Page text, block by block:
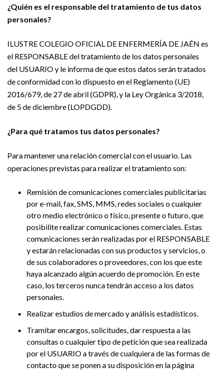
¿Quién es el responsable del tratamiento de tus datos
personales?
ILUSTRE COLEGIO OFICIAL DE ENFERMERÍA DE JAÉN es
el RESPONSABLE del tratamiento de los datos personales
del USUARIO y le informa de que estos datos serán tratados
de conformidad con lo dispuesto en el Reglamento (UE)
2016/679, de 27 de abril (GDPR), y la Ley Orgánica 3/2018,
de 5 de diciembre (LOPDGDD).
¿Para qué tratamos tus datos personales?
Para mantener una relación comercial con el usuario. Las
operaciones previstas para realizar el tratamiento son:
Remisión de comunicaciones comerciales publicitarias
por e-mail, fax, SMS, MMS, redes sociales o cualquier
otro medio electrónico o físico, presente o futuro, que
posibilite realizar comunicaciones comerciales. Estas
comunicaciones serán realizadas por el RESPONSABLE
y estarán relacionadas con sus productos y servicios, o
de sus colaboradores o proveedores, con los que este
haya alcanzado algún acuerdo de promoción. En este
caso, los terceros nunca tendrán acceso a los datos
personales.
Realizar estudios de mercado y análisis estadísticos.
Tramitar encargos, solicitudes, dar respuesta a las
consultas o cualquier tipo de petición que sea realizada
por el USUARIO a través de cualquiera de las formas de
contacto que se ponen a su disposición en la página